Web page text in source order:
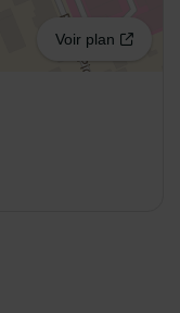
Voir plan